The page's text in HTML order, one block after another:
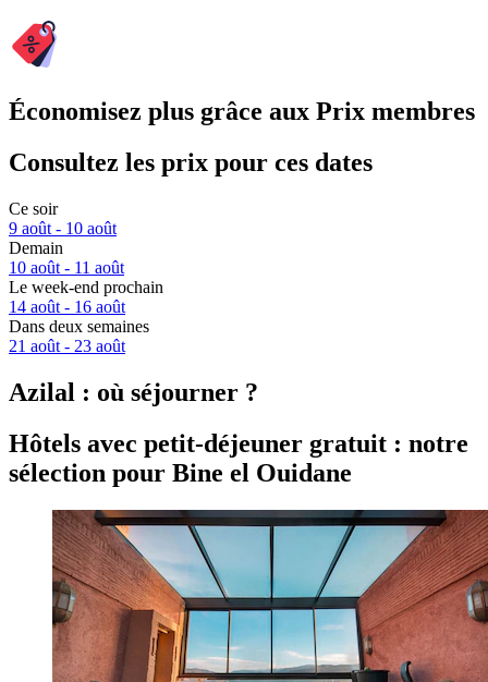
Économisez plus grâce aux Prix membres
Consultez les prix pour ces dates
Ce soir
9 août - 10 août
Demain
10 août - 11 août
Le week-end prochain
14 août - 16 août
Dans deux semaines
21 août - 23 août
Azilal : où séjourner ?
Hôtels avec petit-déjeuner gratuit : notre
sélection pour Bine el Ouidane